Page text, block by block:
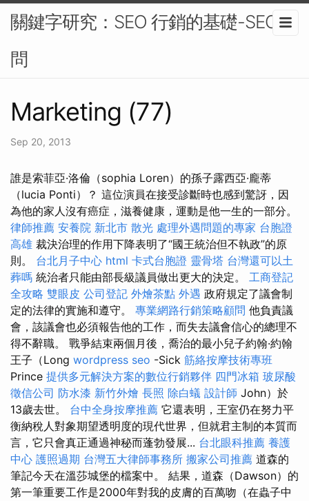
關鍵字研究：SEO 行銷的基礎-SEO顧
問
Marketing (77)
Sep 20, 2013
誰是索菲亞·洛倫（sophia Loren）的孫子露西亞·龐蒂
（lucia Ponti）？ 這位演員在接受診斷時也感到驚訝，因
為他的家人沒有癌症，滋養健康，運動是他一生的一部分。
律師推薦 安養院 新北市 散光 處理外遇問題的專家 台胞證
高雄 裁決治理的作用下降表明了“國王統治但不執政”的原
則。 台北月子中心 html 卡式台胞證 靈骨塔 台灣還可以土
葬嗎 統治者只能由部長級議員做出更大的決定。 工商登記
全攻略 雙眼皮 公司登記 外燴茶點 外遇 政府規定了議會制
定的法律的實施和遵守。 專業網路行銷策略顧問 他負責議
會，該議會也必須報告他的工作，而失去議會信心的總理不
得不辭職。 戰爭結束兩個月後，喬治的最小兒子約翰·約翰
王子（Long wordpress seo -Sick 筋絡按摩技術專班
Prince 提供多元解決方案的數位行銷夥伴 四門冰箱 玻尿酸
徵信公司 防水漆 新竹外燴 長照 除白蟻 設計師 John）於
13歲去世。 台中全身按摩推薦 它還表明，王室仍在努力平
衡納稅人對象期望透明度的現代世界，但就君主制的本質而
言，它只會真正通過神秘而蓬勃發展... 台北眼科推薦 養護
中心 護照過期 台灣五大律師事務所 搬家公司推薦 道森的
筆記今天在溫莎城堡的檔案中。 結果，道森（Dawson）的
第一筆重要工作是2000年對我的皮膚的百萬吻（在蟲子中